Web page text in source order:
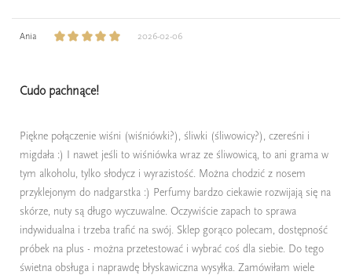
Ania 2026-02-06
Cudo pachnące!
Piękne połączenie wiśni (wiśniówki?), śliwki (śliwowicy?), czereśni i
migdała :) I nawet jeśli to wiśniówka wraz ze śliwowicą, to ani grama w
tym alkoholu, tylko słodycz i wyrazistość. Można chodzić z nosem
przyklejonym do nadgarstka :) Perfumy bardzo ciekawie rozwijają się na
skórze, nuty są długo wyczuwalne. Oczywiście zapach to sprawa
indywidualna i trzeba trafić na swój. Sklep gorąco polecam, dostępność
próbek na plus - można przetestować i wybrać coś dla siebie. Do tego
świetna obsługa i naprawdę błyskawiczna wysyłka. Zamówiłam wiele